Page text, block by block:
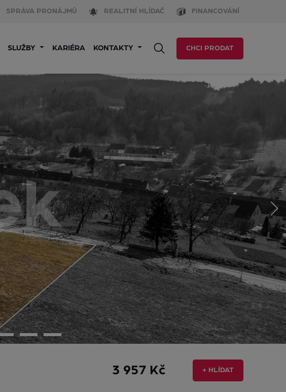
SPRÁVA PRONÁJMŮ REALITNÍ HLÍDAČ FINANCOVÁNÍ
SLUŽBY KARIÉRA KONTAKTY CHCI PRODAT
3 957 Kč + HLÍDAT